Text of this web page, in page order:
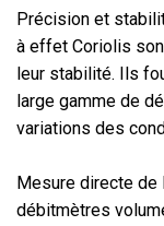
Précision et
à effet Coriolis
leur stabilité. Ils
large gamme de
variations des
Mesure directe de
débitmètres